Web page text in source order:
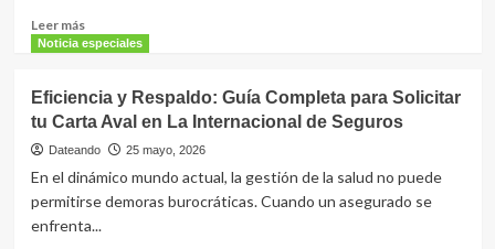
Mercado
Venezolano
Leer másLeer
más
Jesús
Gibelli
Gómez
Internacional
de
Noticia especiales
Eficiencia y Respaldo: Guía Completa para Solicitar
tu Carta Aval en La Internacional de Seguros
Dateando 25 mayo, 2026
En el dinámico mundo actual, la gestión de la salud no puede
permitirse demoras burocráticas. Cuando un asegurado se
enfrenta...